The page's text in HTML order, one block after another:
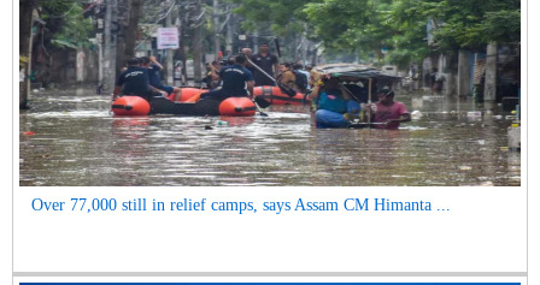
Over 77,000 still in relief camps, says Assam CM Himanta ...